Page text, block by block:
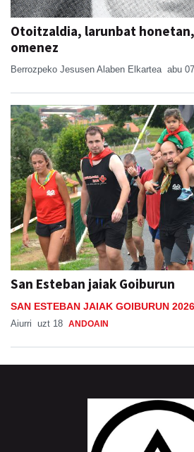
Otoitzaldia, larunbat
omenez
Berrozpeko Jesusen Alaben Elkartea abu
San Esteban jaiak Goiburun
SAN ESTEBAN JAIAK GOIBURUN 2026
Aiurri uzt 18 ANDOAIN